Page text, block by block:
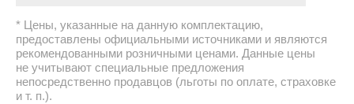
Цены, указанные на данную комплектацию,
предоставлены официальными источниками и являются
рекомендованными розничными ценами. Данные цены
не учитывают специальные предложения
непосредственно продавцов (льготы по оплате, страховке
и т. п.).